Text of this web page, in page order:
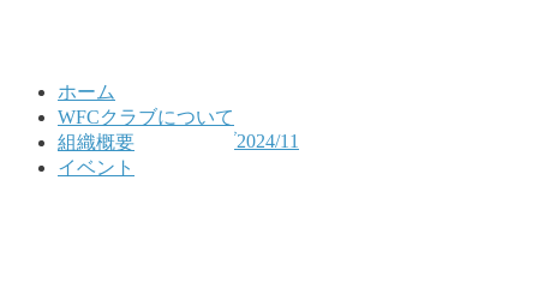
ホーム
WFCクラブについて
組織概要
イベント
HOME
公式LINEアーカイブ2024/11
2024/11/27